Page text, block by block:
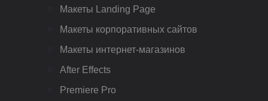
Макеты Landing Page
Макеты корпоративных сайтов
Макеты интернет-магазинов
After Effects
Premiere Pro